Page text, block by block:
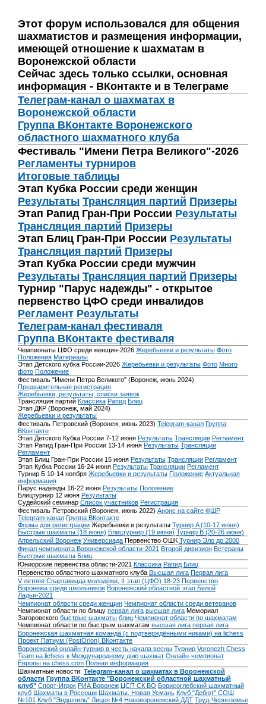
Этот форум использовался для общения
шахматистов и размещения информации,
имеющей отношение к шахматам в
Воронежской области
Сейчас здесь только ссылки, основная
информация - ВКонтакте и в Телеграме
Телеграм-канал о шахматах в
Воронежской области
Группа ВКонтакте Воронежского
областного шахматного клуба
Фестиваль "Имени Петра Великого"-2026
Регламенты турниров
Итоговые таблицы
Этап Кубка России среди женщин
Результаты Трансляция партий Призеры
Этап Рапид Гран-При России Результаты
Трансляция партий Призеры
Этап Блиц Гран-При России Результаты
Трансляция партий Призеры
Этап Кубка России среди мужчин
Результаты Трансляция партий Призеры
Турнир "Парус надежды" - открытое
первенство ЦФО среди инвалидов
Регламент Результаты
Телеграм-канал фестиваля
Группа ВКонтакте фестиваля
Чемпионаты ЦФО среди женщин-2026 Жеребьевки и результаты Фото
Положения Материалы
Этап Детского кубка России-2026 Жеребьевки и результаты Фото Много
фото Положение
Фестиваль "Имени Петра Великого" (Воронеж, июнь 2024)
Предварительная регистрация
Жеребьевки, результаты, списки заявок
Трансляция партий Классика Рапид Блиц
Этап ДКР (Воронеж, май 2024)
Жеребьевки и результаты
Фестиваль Петровский (Воронеж, июнь 2023) Telegram-канал Группа
ВКонтакте
Этап Детского Кубка России 7-12 июня Результаты Трансляции Регламент
Этап Рапид Гран-При России 13-14 июня Результаты Трансляции
Регламент
Этап Блиц Гран-При России 15 июня Результаты Трансляции Регламент
Этап Кубка России 16-24 июня Результаты Трансляции Регламент
Турнир Б 10-14 ноября Жеребьевки и результаты Положение Актуальная
информация
Парус надежды 16-22 июня Результаты Положение
Блицтурнир 12 июня Результаты
Судейский семинар Список участников Регистрация
Фестиваль Петровский (Воронеж, июнь 2022) Анонс на сайте ФШР
Telegram-канал Группа ВКонтакте
Форма для регистрации Жеребьевки и результаты Турнир A (10-17 июня)
Быстрые шахматы (18 июня) Блицтурнир (19 июня) Турнир B (20-26 июня)
Апрельский Воронеж Универсиада Первенство ОШК Турнир Эло до 2000
Финал чемпионата Воронежской области-2021 Второй дивизион Ветераны
Быстрые шахматы Блиц
Юниорские первенства области-2021 Классика Рапид Блиц
Первенство областного шахматного клуба Высшая лига Первая лига
V летняя Спартакиада молодёжи, II этап (ЦФО) 18-23 Первенство
Воронежа среди школьников Воронежский областной этап Белой
Ладьи-2021
Чемпионат области среди женщин Чемпионат области среди ветеранов
Чемпионат области по блицу первая лига высшая лига Мемориал
Загоровского быстрые шахматы блиц Чемпионат области по шахматам
Чемпионат области по быстрым шахматам высшая лига первая лига
Воронежская шахматная команда (с подтверждёнными никами) на lichess
Проект Патиум (PostOrion) ВКонтакте
Воронежский онлайн-турнир в честь начала весны Турнир Voronezh Chess
Team на lichess к Международному дню шахмат Онлайн-чемпионат
Европы на chess.com Полная информация
Шахматные новости: Telegram-канал о шахматах в Воронежской
области Группа ВКонтакте "Воронежский областной шахматный
клуб" Спорт-Игрок РИА Воронеж ЦСП СК ВО Борисоглебский шахматный
клуб Шахматы в Россоши Шахматы. Новая Усмань Клуб "Дебют" СОШ
№101 Клуб "Эндшпиль" Лицея №4 Нововоронежский ДДТ Труд-Черноземье